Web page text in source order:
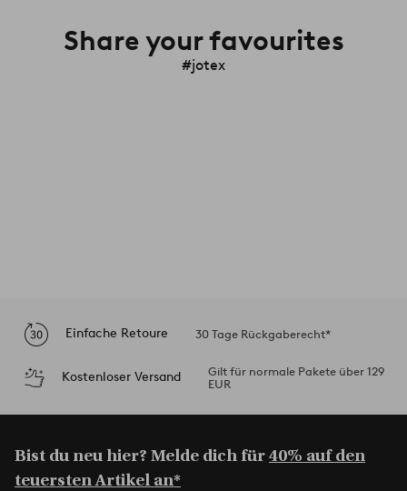
Share your favourites
#jotex
Einfache Retoure 30 Tage Rückgaberecht*
Kostenloser Versand
Gilt für normale Pakete über 129
EUR
Bist du neu hier? Melde dich für40% auf den
teuersten Artikel an*